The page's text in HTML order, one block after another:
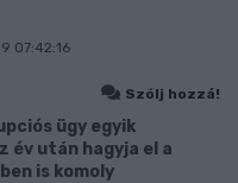
07:42:16
Szólj hozzá!
ügy egyik
év után hagyja el a
is komoly